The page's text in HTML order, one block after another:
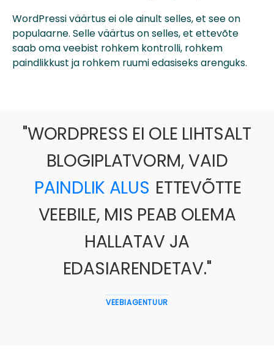
WordPressi väärtus ei ole ainult selles, et see on
populaarne. Selle väärtus on selles, et ettevõte
saab oma veebist rohkem kontrolli, rohkem
paindlikkust ja rohkem ruumi edasiseks arenguks.
"WORDPRESS EI OLE LIHTSALT
BLOGIPLATVORM, VAID
PAINDLIK ALUS ETTEVÕTTE
VEEBILE, MIS PEAB OLEMA
HALLATAV JA
EDASIARENDETAV."
VEEBIAGENTUUR